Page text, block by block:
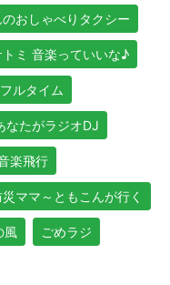
おしゃべりタクシー
ミ 音楽っていいな♪
ルタイム
なたがラジオDJ
楽飛行
ママ～ともこんが行く
風 ごめラジ